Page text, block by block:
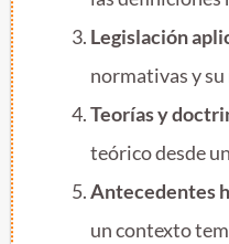
Legislación
normativas y
Teorías y
teórico desde
Antecedentes
un contexto